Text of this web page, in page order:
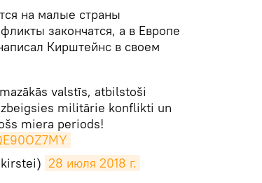
на малые страны
закончатся, а в Европе
Кирштейнс в своем
valstīs, atbilstoši
militārie konflikti un
miera periods!
28 июля 2018 г.